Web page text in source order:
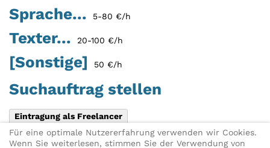
Sprache... 5-80 €/h
Texter... 20-100 €/h
[Sonstige] 50 €/h
Suchauftrag stellen
Eintragung als Freelancer
Diese Seite teilen: X Link per E-
Für eine optimale Nutzererfahrung verwenden wir Cookies.
Wenn Sie weiterlesen, stimmen Sie der Verwendung von